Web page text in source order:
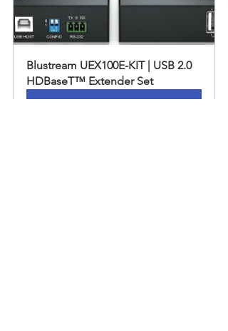
Blustream UEX100E-KIT | USB 2.0
HDBaseT™ Extender Set